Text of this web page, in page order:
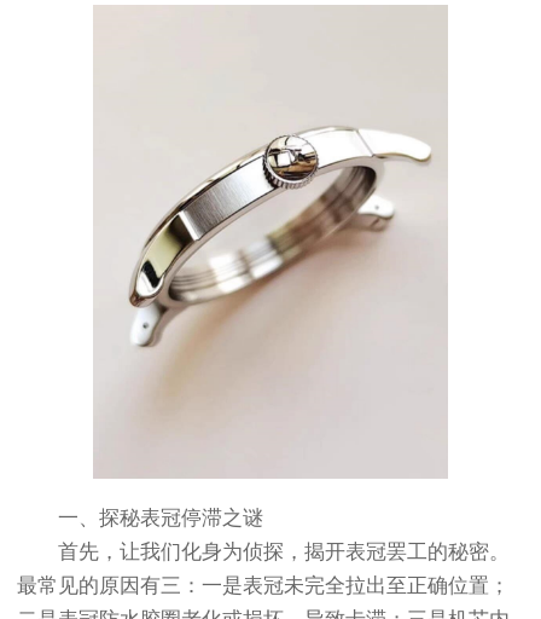
一、探秘表冠停滞之谜
首先，让我们化身为侦探，揭开表冠罢工的秘密。
最常见的原因有三：一是表冠未完全拉出至正确位置；